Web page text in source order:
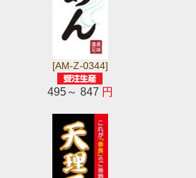
[AM-Z-0344]
495～ 847 円